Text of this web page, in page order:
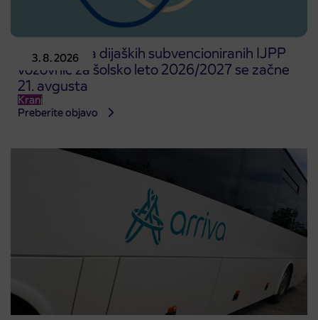
3. 8. 2026
Predprodaja dijaških subvencioniranih IJPP
vozovnic za šolsko leto 2026/2027 se začne
21. avgusta
Kranj
Preberite objavo